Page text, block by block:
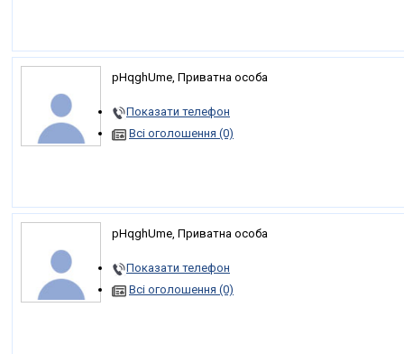
pHqghUme, Приватна особа
Показати телефон
Всі оголошення (0)
pHqghUme, Приватна особа
Показати телефон
Всі оголошення (0)